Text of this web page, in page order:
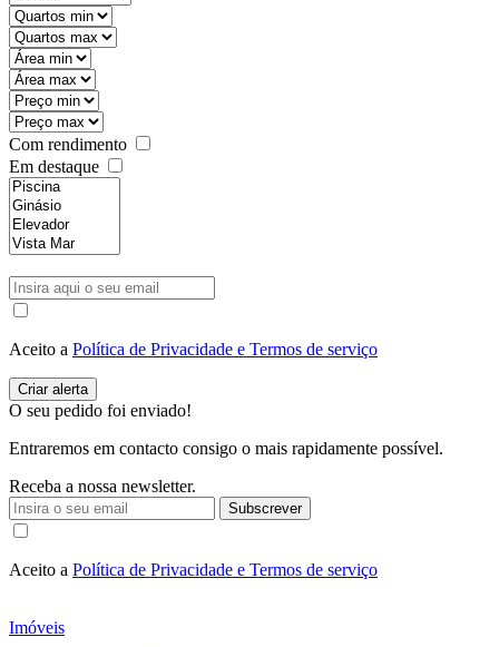
Com rendimento
Em destaque
Aceito a Política de Privacidade e Termos de serviço
O seu pedido foi enviado!
Entraremos em contacto consigo o mais rapidamente possível.
Receba a nossa newsletter.
Subscrever
Aceito a Política de Privacidade e Termos de serviço
Imóveis